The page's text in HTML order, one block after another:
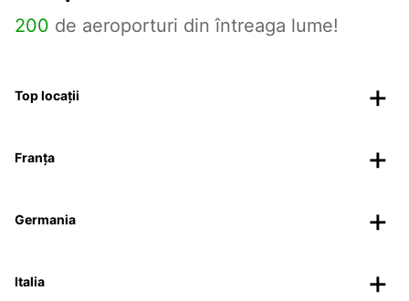
200 de aeroporturi din întreaga lume!
Top locații
Franța
Germania
Italia